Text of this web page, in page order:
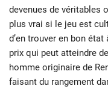
devenues de véritables
plus vrai si le jeu est
d’en trouver en bon
prix qui peut atteindre
homme originaire de
faisant du rangement